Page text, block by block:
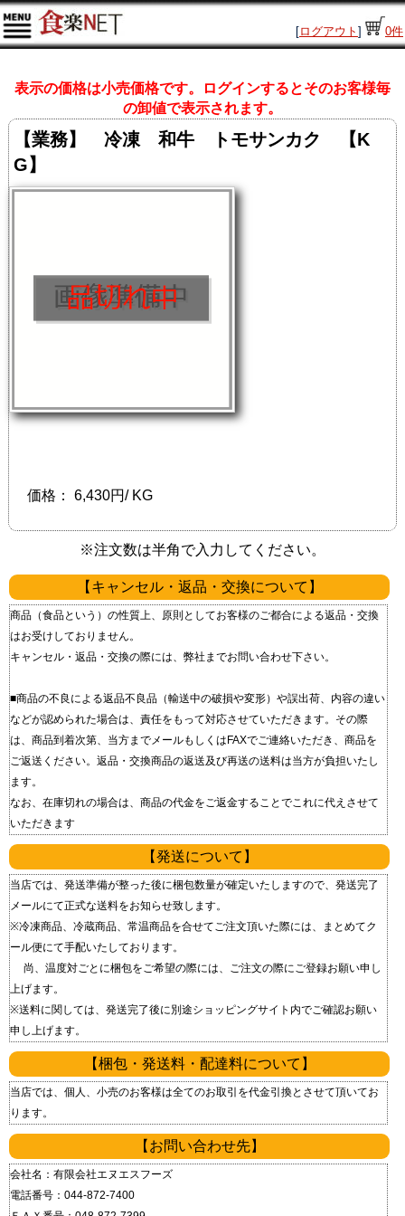
[ログアウト ] 0件
表示の価格は小売価格です。ログインするとそのお客様毎
の卸値で表示されます。
【業務】 冷凍 和牛 トモサンカク 【K
G】
価格： 6,430円/ KG
※注文数は半角で入力してください。
【キャンセル・返品・交換について】
商品（食品という）の性質上、原則としてお客様のご都合による返品・交換
はお受けしておりません。
キャンセル・返品・交換の際には、弊社までお問い合わせ下さい。
■商品の不良による返品 不良品（輸送中の破損や変形）や誤出荷、内容の違い
などが認められた場合は、責任をもって対応させていただきます。 その際
は、商品到着次第、当方までメールもしくはFAXでご連絡いただき、商品を
ご返送ください。 返品・交換商品の返送及び再送の送料は当方が負担いたし
ます。
なお、在庫切れの場合は、商品の代金をご返金することでこれに代えさせて
いただきます
【発送について】
当店では、発送準備が整った後に梱包数量が確定いたしますので、発送完了
メールにて正式な送料をお知らせ致します。
※冷凍商品、冷蔵商品、常温商品を合せてご注文頂いた際には、まとめてク
ール便にて手配いたしております。
尚、温度対ごとに梱包をご希望の際には、ご注文の際にご登録お願い申し
上げます。
※送料に関しては、発送完了後に別途ショッピングサイト内でご確認お願い
申し上げます。
【梱包・発送料・配達料について】
当店では、個人、小売のお客様は全てのお取引を代金引換とさせて頂いてお
ります。
【お問い合わせ先】
会社名：有限会社エヌエスフーズ
電話番号：044-872-7400